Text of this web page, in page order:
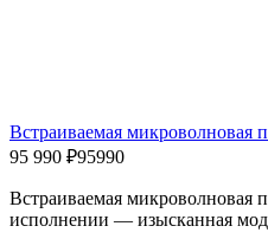
Встраиваемая
95 990 ₽95990
Встраиваемая микроволновая
исполнении — изысканная